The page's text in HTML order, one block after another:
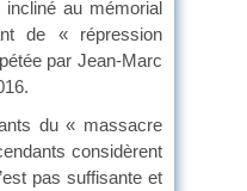
incliné au mémorial
de « répression
par Jean-Marc
« massacre
considèrent
pas suffisante et